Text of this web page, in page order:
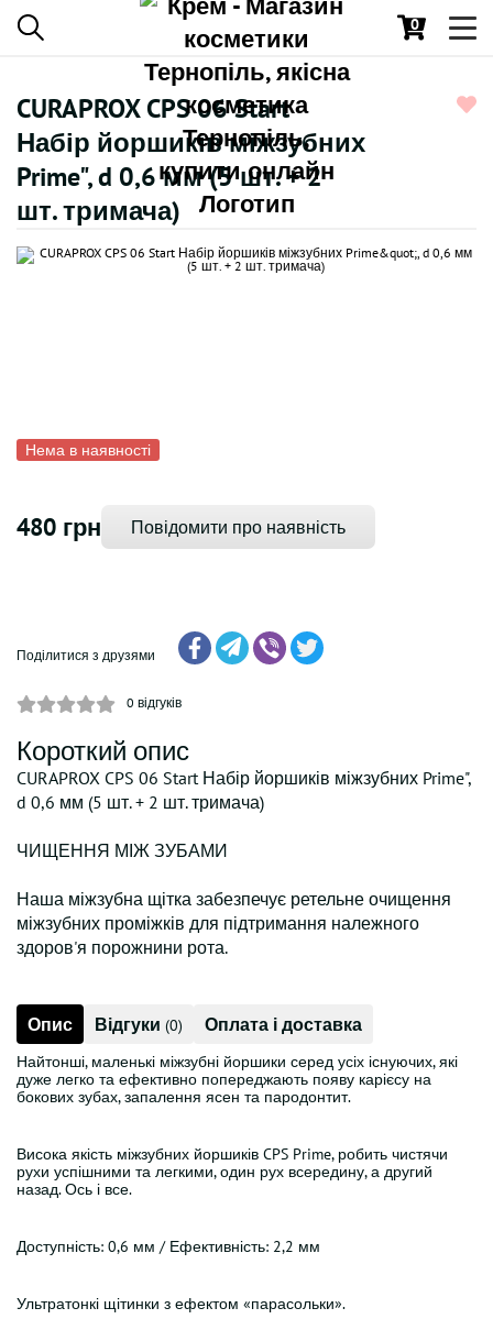
0
CURAPROX CPS 06 Start
Набір йоршиків міжзубних
Prime", d 0,6 мм (5 шт. + 2
шт. тримача)
Нема в наявності
480 грн Повідомити про наявність
Поділитися з друзями
0 відгуків
Короткий опис
CURAPROX CPS 06 Start Набір йоршиків міжзубних Prime",
d 0,6 мм (5 шт. + 2 шт. тримача)
ЧИЩЕННЯ МІЖ ЗУБАМИ
Наша міжзубна щітка забезпечує ретельне очищення
міжзубних проміжків для підтримання належного
здоров'я порожнини рота.
Опис Відгуки (0) Оплата і доставка
Найтонші, маленькі міжзубні йоршики серед усіх існуючих, які
дуже легко та ефективно попереджають появу карієсу на
бокових зубах, запалення ясен та пародонтит.
Висока якість міжзубних йоршиків CPS Prime, робить чистячи
рухи успішними та легкими, один рух всередину, а другий
назад. Ось і все.
Доступність: 0,6 мм / Ефективність: 2,2 мм
Ультратонкі щітинки з ефектом «парасольки».